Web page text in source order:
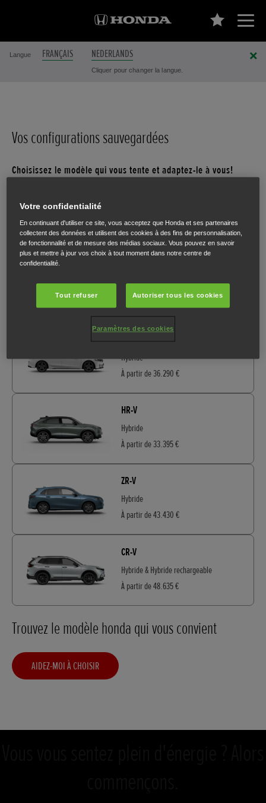
Langue FRANÇAIS NEDERLANDS
Cliquer pour changer la langue.
Vos configurations sauvegardées
Choisissez le modèle qui vous tente et adaptez-le à vous!
À partir de 28.970 €
Hybride
Civic
Hybride
À partir de 36.290 €
HR-V
Hybride
À partir de 33.395 €
ZR-V
Hybride
À partir de 43.430 €
CR-V
Hybride & Hybride rechargeable
À partir de 48.635 €
Trouvez le modèle honda qui vous convient
AIDEZ-MOI À CHOISIR
Votre confidentialité
En continuant d'utiliser ce site, vous acceptez que Honda et ses partenaires
collectent des données et utilisent des cookies à des fins de personnalisation,
de fonctionnalité et de mesure des médias sociaux. Vous pouvez en savoir
plus et mettre à jour vos choix à tout moment dans notre centre de
confidentialité.
Tout refuser Autoriser tous les cookies
Paramètres des cookies